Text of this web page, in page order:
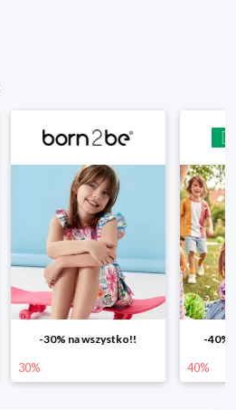
-30% na wszystko!!
30%
-40%
40%